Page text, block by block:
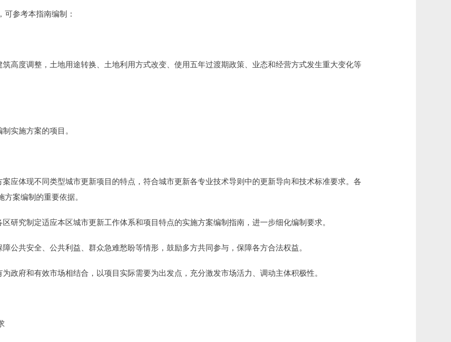
参考本指南编制：
度调整，土地用途转换、土地利用方式改变、使用五年过渡期政策、业态和经营方式发生重大变化等
实施方案的项目。
体现不同类型城市更新项目的特点，符合城市更新各专业技术导则中的更新导向和技术标准要求。各
案编制的重要依据。
究制定适应本区城市更新工作体系和项目特点的实施方案编制指南，进一步细化编制要求。
共安全、公共利益、群众急难愁盼等情形，鼓励多方共同参与，保障各方合法权益。
府和有效市场相结合，以项目实际需要为出发点，充分激发市场活力、调动主体积极性。